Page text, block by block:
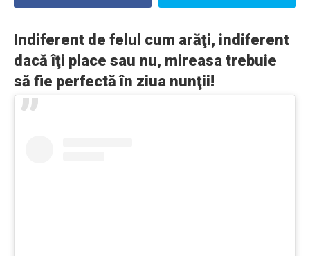
Indiferent de felul cum arăţi, indiferent
dacă îţi place sau nu, mireasa trebuie
să fie perfectă în ziua nunţii!